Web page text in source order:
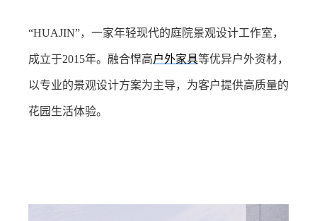
“HUAJIN”，一家年轻现代的庭院景观设计工作室，
成立于2015年。融合悍高户外家具等优异户外资材，
以专业的景观设计方案为主导，为客户提供高质量的
花园生活体验。